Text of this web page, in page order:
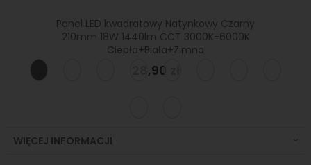
Panel LED kwadratowy Natynkowy Czarny
210mm 18W 1440lm CCT 3000K-6000K
Ciepła+Biała+Zimna
28,90 zł
WIĘCEJ INFORMACJI